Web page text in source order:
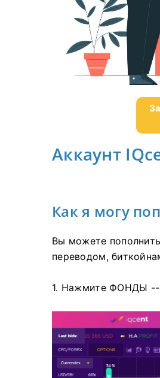
Аккаунт
Как я могу
Вы можете
переводом,
1. Нажмите ФОНДЫ